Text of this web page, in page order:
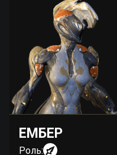
ЕМБЕР
Роль: